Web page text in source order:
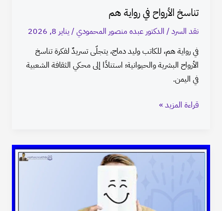
تناسخ الأرواح في رواية هم
نقد السرد/ الدكتور عبده منصور المحمودي/يناير 8, 2026
في رواية هم، للكاتب وليد دماج، يتجلّى تسريدٌ لفكرة تناسخ
الأرواح البشرية والحيوانية؛ استنادًا إلى محكي الثقافة الشعبية
في اليمن.
قراءة المزيد »
الميول